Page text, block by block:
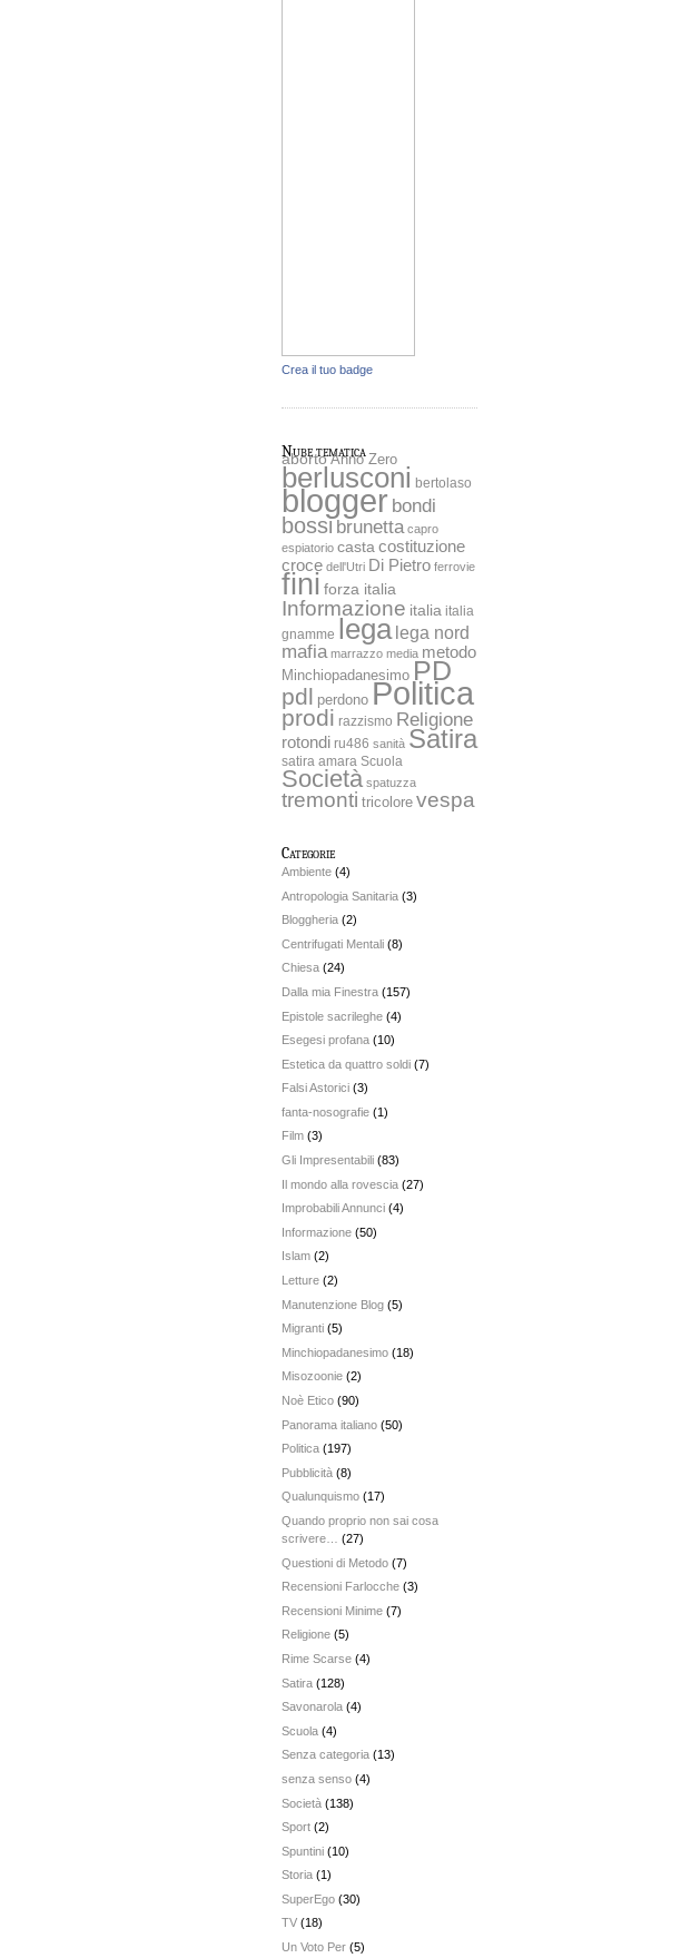
Crea il tuo badge
Nube tematica
aborto Anno Zero
berlusconi bertolaso
blogger bondi
bossi brunetta capro
espiatorio casta costituzione
croce dell'Utri Di Pietro ferrovie
fini forza italia
Informazione italia italia
gnamme lega lega nord
mafia marrazzo media metodo
Minchiopadanesimo PD
pdl perdono Politica
prodi razzismo Religione
rotondi ru486 sanità Satira
satira amara Scuola
Società spatuzza
tremonti tricolore vespa
Categorie
Ambiente (4)
Antropologia Sanitaria (3)
Bloggheria (2)
Centrifugati Mentali (8)
Chiesa (24)
Dalla mia Finestra (157)
Epistole sacrileghe (4)
Esegesi profana (10)
Estetica da quattro soldi (7)
Falsi Astorici (3)
fanta-nosografie (1)
Film (3)
Gli Impresentabili (83)
Il mondo alla rovescia (27)
Improbabili Annunci (4)
Informazione (50)
Islam (2)
Letture (2)
Manutenzione Blog (5)
Migranti (5)
Minchiopadanesimo (18)
Misozoonie (2)
Noè Etico (90)
Panorama italiano (50)
Politica (197)
Pubblicità (8)
Qualunquismo (17)
Quando proprio non sai cosa
scrivere…
(27)
Questioni di Metodo (7)
Recensioni Farlocche (3)
Recensioni Minime (7)
Religione (5)
Rime Scarse (4)
Satira (128)
Savonarola (4)
Scuola (4)
Senza categoria (13)
senza senso (4)
Società (138)
Sport (2)
Spuntini (10)
Storia (1)
SuperEgo (30)
TV (18)
Un Voto Per (5)